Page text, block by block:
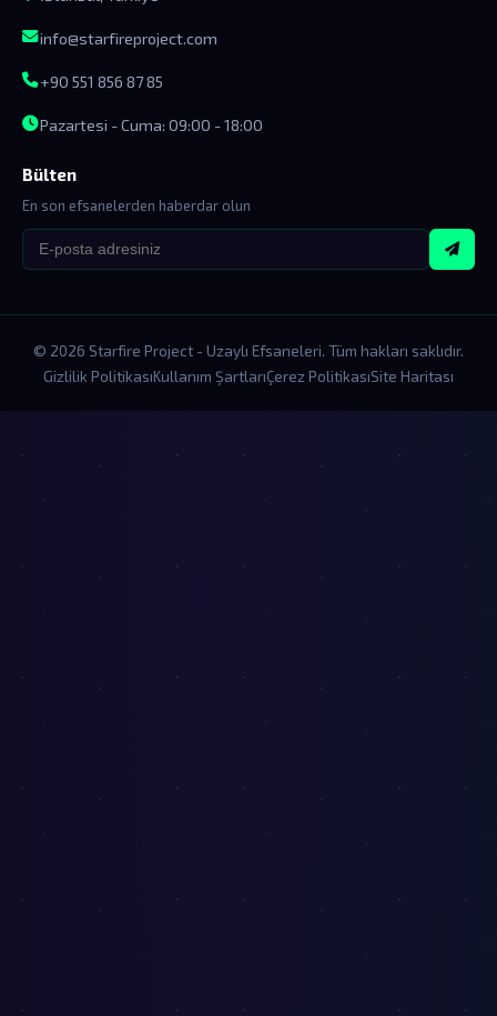
info@starfireproject.com
+90 551 856 87 85
Pazartesi - Cuma: 09:00 - 18:00
Bülten
En son efsanelerden haberdar olun
© 2026 Starfire Project - Uzaylı Efsaneleri. Tüm hakları saklıdır.
Gizlilik PolitikasıKullanım ŞartlarıÇerez PolitikasıSite Haritası